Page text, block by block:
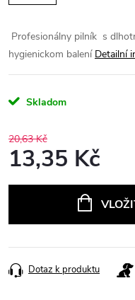
Profesionálny pilník s
hygienickom balení Detailní
Skladom
20,63 Kč
13,35 Kč
Dotaz k produktu